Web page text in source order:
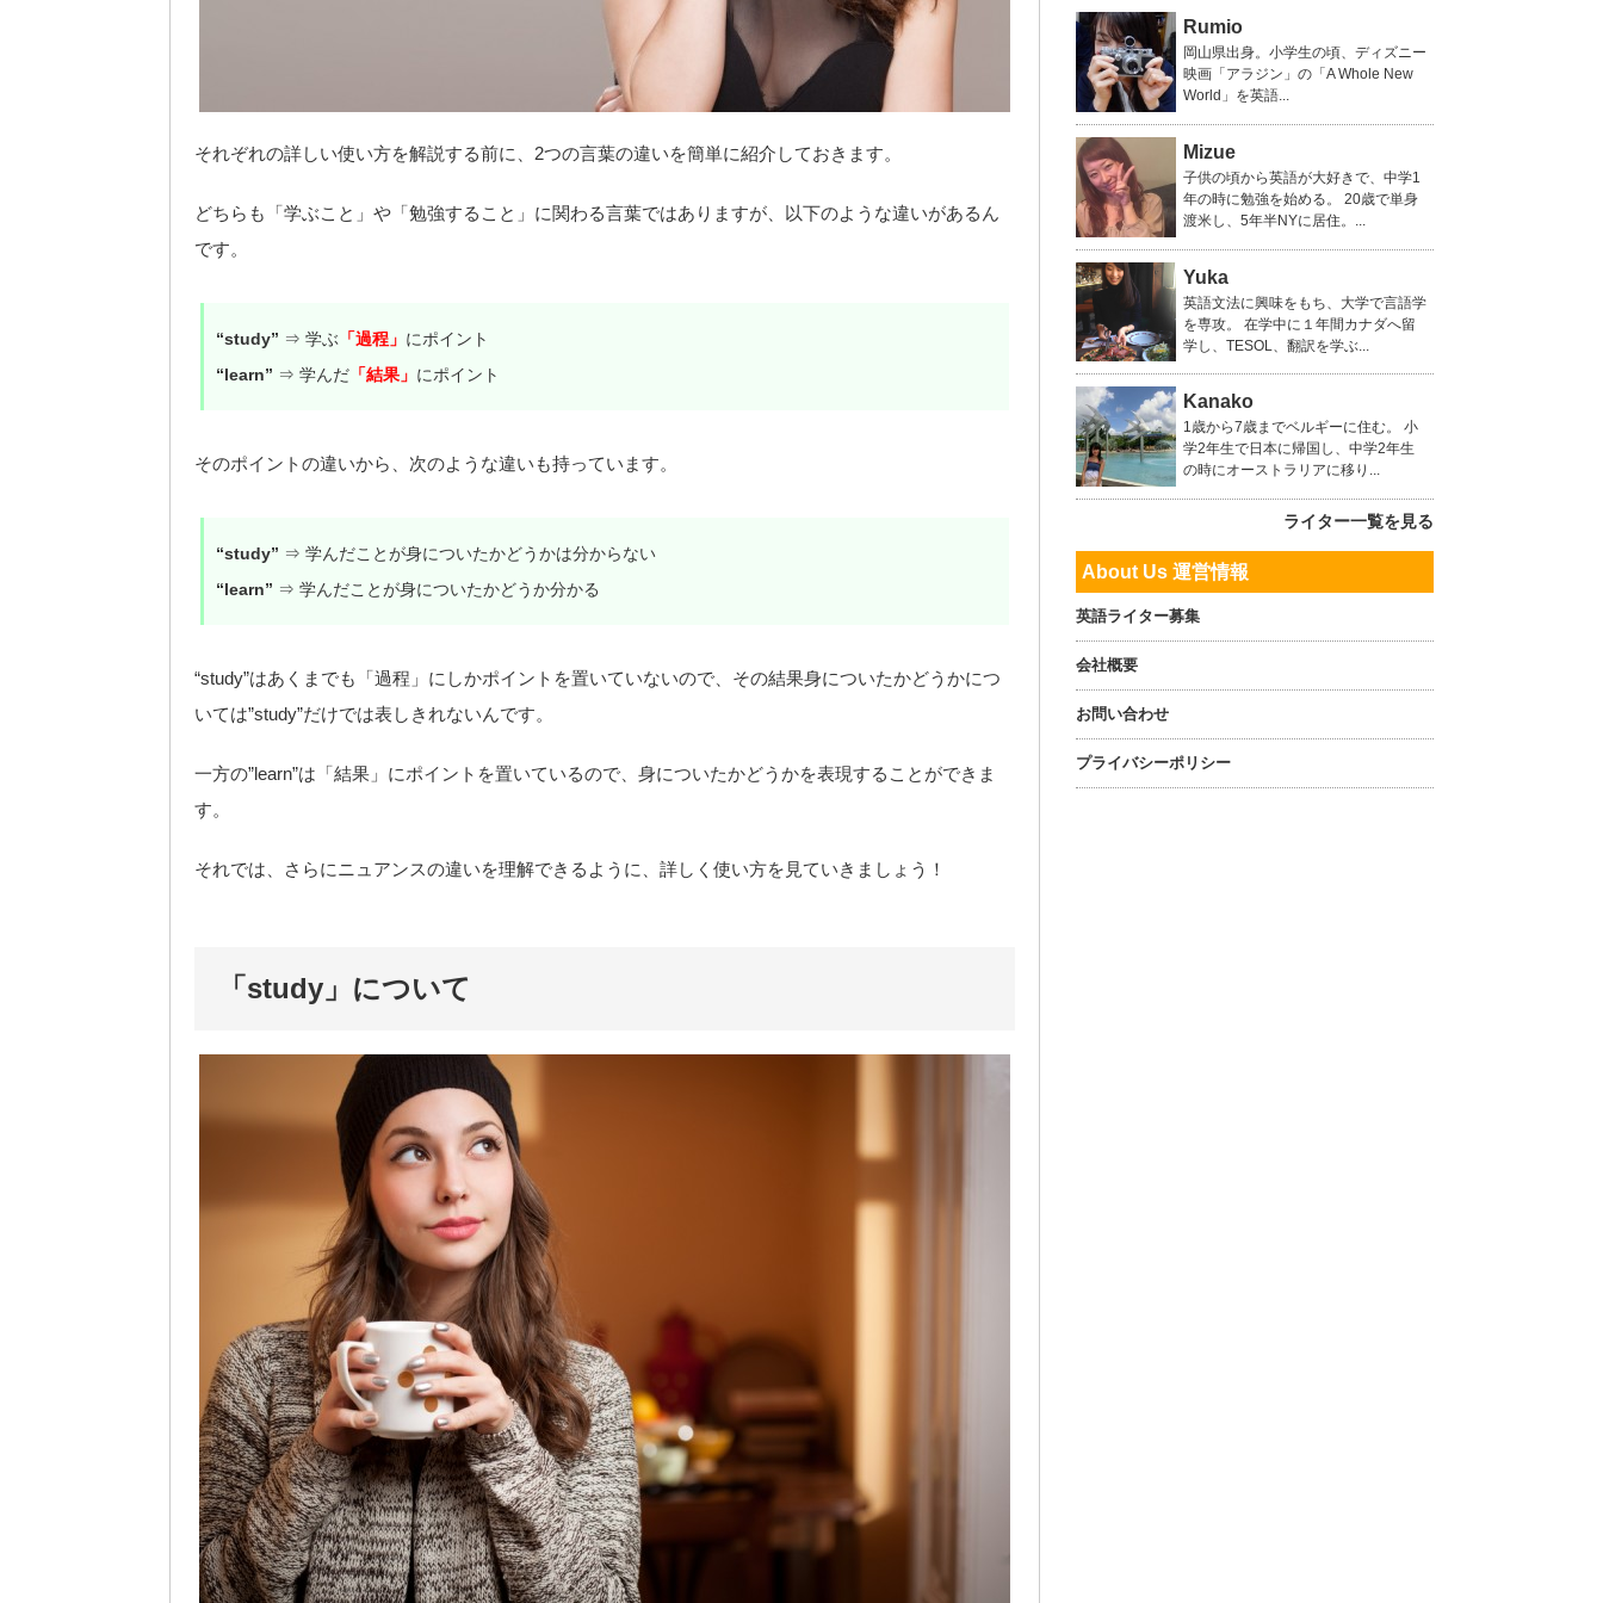
それぞれの詳しい使い方を解説する前に、2つの言葉の違いを簡単に紹介しておきます。
どちらも「学ぶこと」や「勉強すること」に関わる言葉ではありますが、以下のような違いがあるん
です。
“study” ⇒ 学ぶ 「過程」 にポイント
“learn” ⇒ 学んだ 「結果」 にポイント
そのポイントの違いから、次のような違いも持っています。
“study” ⇒ 学んだことが身についたかどうかは分からない
“learn” ⇒ 学んだことが身についたかどうか分かる
“study”はあくまでも「過程」にしかポイントを置いていないので、その結果身についたかどうかにつ
いては”study”だけでは表しきれないんです。
一方の”learn”は「結果」にポイントを置いているので、身についたかどうかを表現することができま
す。
それでは、さらにニュアンスの違いを理解できるように、詳しく使い方を見ていきましょう！
「study」について
Rumio
岡山県出身。小学生の頃、ディズニー
映画「アラジン」の「A Whole New
World」を英語...
Mizue
子供の頃から英語が大好きで、中学1
年の時に勉強を始める。 20歳で単身
渡米し、5年半NYに居住。...
Yuka
英語文法に興味をもち、大学で言語学
を専攻。 在学中に１年間カナダへ留
学し、TESOL、翻訳を学ぶ...
Kanako
1歳から7歳までベルギーに住む。 小
学2年生で日本に帰国し、中学2年生
の時にオーストラリアに移り...
ライター一覧を見る
About Us 運営情報
英語ライター募集
会社概要
お問い合わせ
プライバシーポリシー